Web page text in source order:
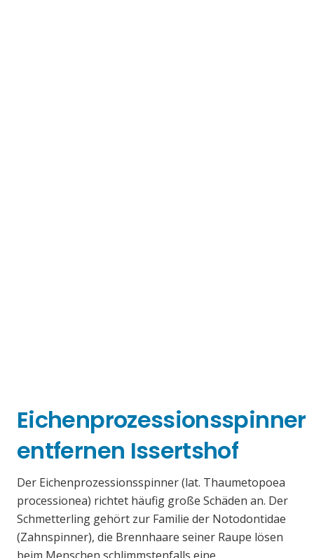
Eichenprozessionsspinner
entfernen Issertshof
Der Eichenprozessionsspinner (lat. Thaumetopoea
processionea) richtet häufig große Schäden an. Der
Schmetterling gehört zur Familie der Notodontidae
(Zahnspinner), die Brennhaare seiner Raupe lösen